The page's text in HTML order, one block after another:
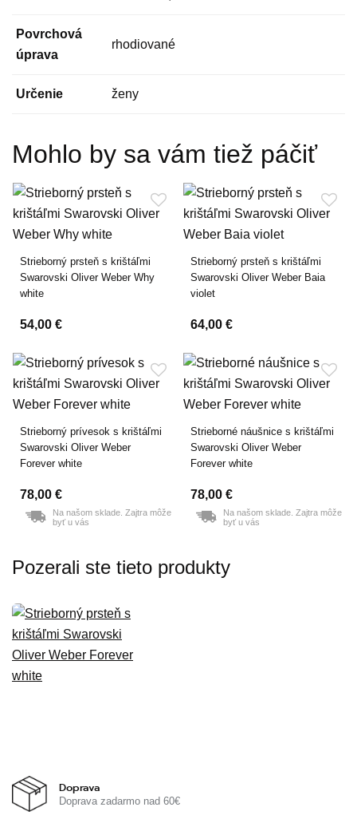
Povrchová
úprava
rhodiované
Určenie ženy
Mohlo by sa vám tiež páčiť
Strieborný prsteň s krištáľmi
Swarovski Oliver Weber Why
white
54,00 €
Strieborný prsteň s krištáľmi
Swarovski Oliver Weber Baia
violet
64,00 €
Strieborný prívesok s krištáľmi
Swarovski Oliver Weber
Forever white
78,00 €
Na našom sklade. Zajtra môže
byť u vás
Strieborné náušnice s krištáľmi
Swarovski Oliver Weber
Forever white
78,00 €
Na našom sklade. Zajtra môže
byť u vás
Pozerali ste tieto produkty
Doprava
Doprava zadarmo nad 60€